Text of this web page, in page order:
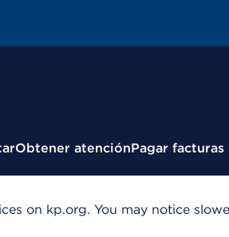
Obtener atenciónPagar facturas
on kp.org. You may notice